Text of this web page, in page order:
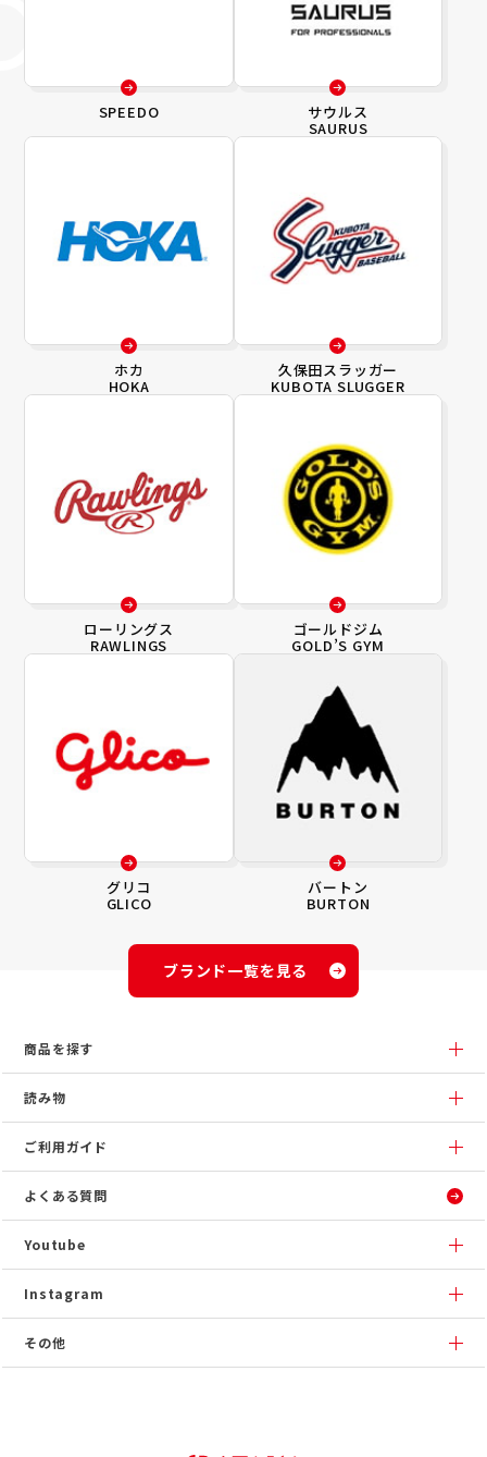
SPEEDO サウルス
SAURUS
ホカ
HOKA
久保田スラッガー
KUBOTA SLUGGER
ローリングス
RAWLINGS
ゴールドジム
GOLD’S GYM
グリコ
GLICO
バートン
BURTON
ブランド一覧を見る
商品を探す
読み物
ご利用ガイド
よくある質問
Youtube
Instagram
その他